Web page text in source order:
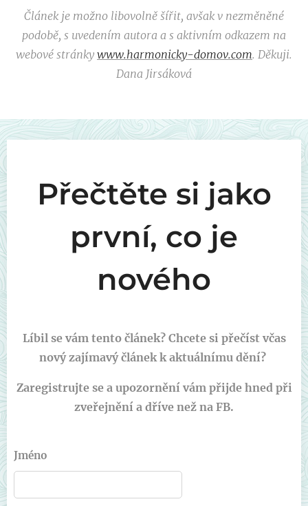
Článek je možno libovolně šířit, avšak v nezměněné
podobě, s uvedením autora a s aktivním odkazem na
webové stránky www.harmonicky-domov.com. Děkuji.
Dana Jirsáková
Přečtěte si jako
první, co je
nového
Líbil se vám tento článek? Chcete si přečíst včas
nový zajímavý článek k aktuálnímu dění?
Zaregistrujte se a upozornění vám přijde hned při
zveřejnění a dříve než na FB.
Jméno